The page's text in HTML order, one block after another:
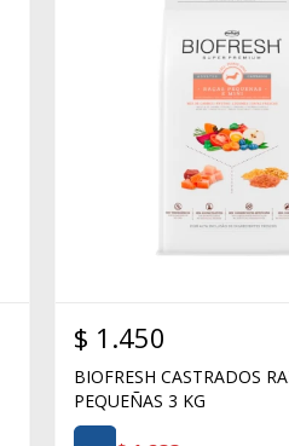
$ 1.450
BIOFRESH CASTRADOS
PEQUEÑAS 3 KG